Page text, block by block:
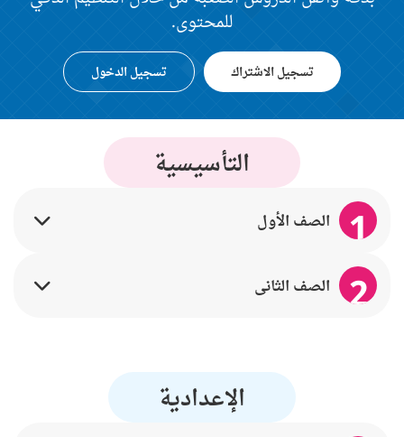
للمحتوى.
تسجيل الاشتراك تسجيل الدخول
التأسيسية
1 الصف الأول
2 الصف الثاني
الإعدادية